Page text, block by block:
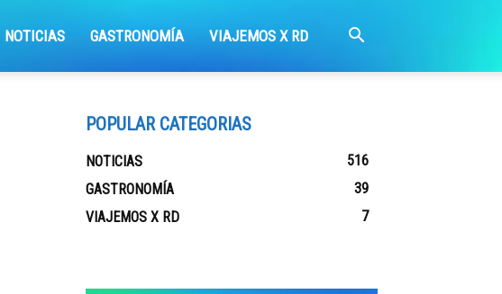
NOTICIAS GASTRONOMÍA VIAJEMOS X RD
POPULAR CATEGORIAS
NOTICIAS
516
GASTRONOMÍA
39
VIAJEMOS X RD
7